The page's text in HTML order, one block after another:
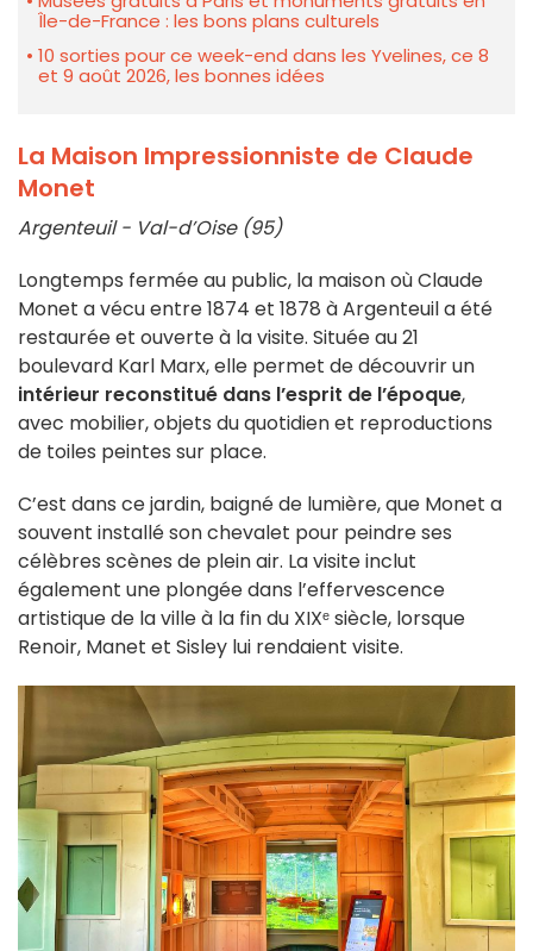
Île-de-France : les bons plans culturels
10 sorties pour ce week-end dans les Yvelines, ce 8
et 9 août 2026, les bonnes idées
La Maison Impressionniste de Claude
Monet
Argenteuil - Val-d’Oise (95)
Longtemps fermée au public, la maison où Claude
Monet a vécu entre 1874 et 1878 à Argenteuil a été
restaurée et ouverte à la visite. Située au 21
boulevard Karl Marx, elle permet de découvrir un
intérieur reconstitué dans l’esprit de l’époque,
avec mobilier, objets du quotidien et reproductions
de toiles peintes sur place.
C’est dans ce jardin, baigné de lumière, que Monet a
souvent installé son chevalet pour peindre ses
célèbres scènes de plein air. La visite inclut
également une plongée dans l’effervescence
artistique de la ville à la fin du XIXᵉ siècle, lorsque
Renoir, Manet et Sisley lui rendaient visite.